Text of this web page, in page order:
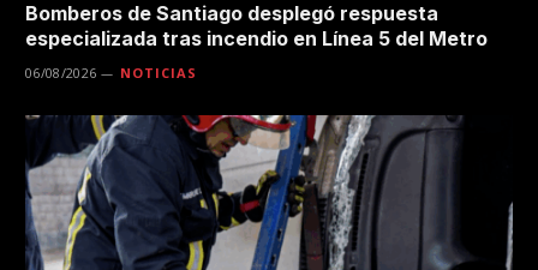
Bomberos de Santiago desplegó respuesta
especializada tras incendio en Línea 5 del Metro
06/08/2026 NOTICIAS